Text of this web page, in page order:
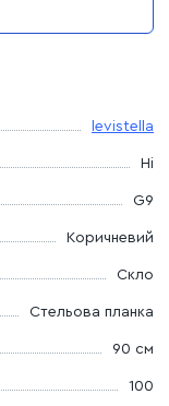
levistella
Ні
G9
Коричневий
Скло
Стельова планка
90 см
100